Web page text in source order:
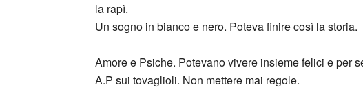
la rapì.
Un sogno in bianco e nero. Poteva finire così la storia.
Amore e Psiche. Potevano vivere insieme felici e per
A.P sui tovaglioli. Non mettere mai regole.